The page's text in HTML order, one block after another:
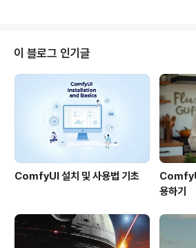
생성하고 싶은지를 고민하시면 됩니다. 아래는 이 글의
차입니다. Fooocus의 장단점 Fooocus 설치 방법
ocus 사용 방법 고급 설정 성능(Performance) 설
횡비(Aspect Ratio) 설정 스타일(Style) 설정 모델
del) 설정 이미지 확대(Upscale) ..
이 블로그 인기글
ComfyUI 설치 및 사용법 기초
용하기